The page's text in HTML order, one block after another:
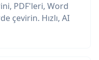
PDF'leri, Word
çevirin. Hızlı, AI